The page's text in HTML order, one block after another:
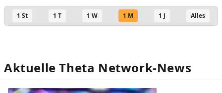
1 St 1 T 1 W 1 M 1 J Alles
Aktuelle Theta Network-News